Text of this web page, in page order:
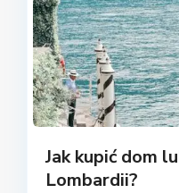
Jak kupić dom
Lombardii?